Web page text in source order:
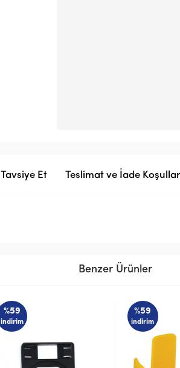
Tavsiye Et Teslimat ve İade
Benzer Ürünler
%59
indirim
%59
indirim